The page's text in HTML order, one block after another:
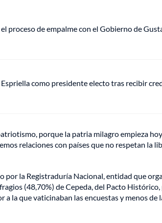
proceso de empalme con el Gobierno de
como presidente electo tras recibir
porque la patria milagro empieza
relaciones con países que no respetan la
por la Registraduría Nacional, entidad que
(48,70%) de Cepeda, del Pacto
la que vaticinaban las encuestas y menos